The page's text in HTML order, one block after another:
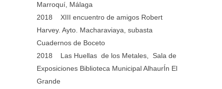
Marroquí, Málaga
2018 XIII encuentro de amigos Robert
Harvey. Ayto. Macharaviaya, subasta
Cuadernos de Boceto
2018 Las Huellas de los Metales, Sala de
Exposiciones Biblioteca Municipal AlhaurÍn El
Grande